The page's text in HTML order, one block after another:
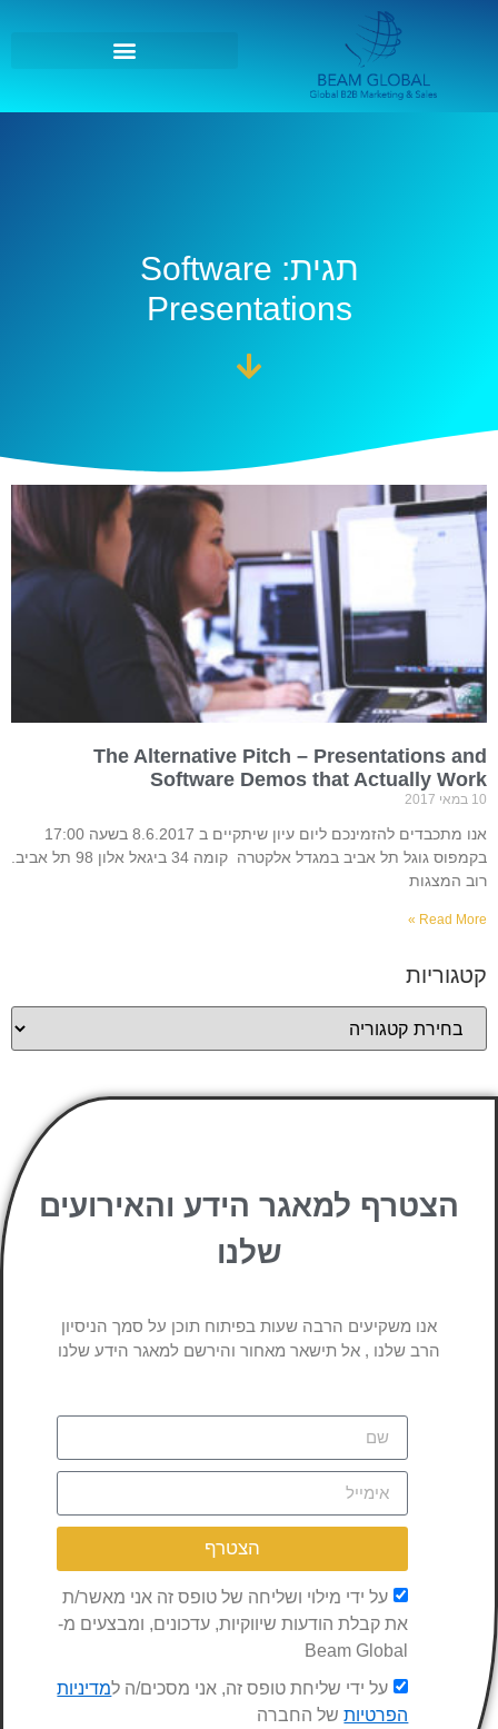
תגית: Software
Presentations
The Alternative Pitch – Presentations and
Software Demos that Actually Work
10 במאי 2017
אנו מתכבדים להזמינכם ליום עיון שיתקיים ב 8.6.2017 בשעה 17:00
בקמפוס גוגל תל אביב במגדל אלקטרה קומה 34 ביגאל אלון 98 תל אביב.
רוב המצגות
Read More »
קטגוריות
הצטרף למאגר הידע והאירועים
שלנו
אנו משקיעים הרבה שעות בפיתוח תוכן על סמך הניסיון
הרב שלנו , אל תישאר מאחור והירשם למאגר הידע שלנו
על ידי מילוי ושליחה של טופס זה אני מאשר/ת
את קבלת הודעות שיווקיות, עדכונים, ומבצעים מ-
Beam Global
על ידי שליחת טופס זה, אני מסכים/ה למדיניות
הפרטיותשל החברה
הצטרף